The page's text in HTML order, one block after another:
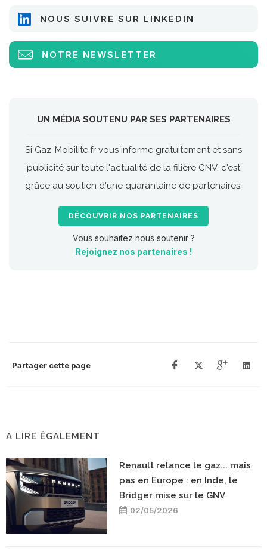
NOUS SUIVRE SUR LINKEDIN
NOTRE NEWSLETTER
UN MÉDIA SOUTENU PAR SES PARTENAIRES
Si Gaz-Mobilite.fr vous informe gratuitement et sans
publicité sur toute l'actualité de la filière GNV, c'est
grâce au soutien d'une quarantaine de partenaires.
DÉCOUVRIR NOS PARTENAIRES
Vous souhaitez nous soutenir ?
Rejoignez nos partenaires !
Partager cette page
A LIRE ÉGALEMENT
Renault relance le gaz... mais
pas en Europe : en Inde, le
Bridger mise sur le GNV
02/05/2026